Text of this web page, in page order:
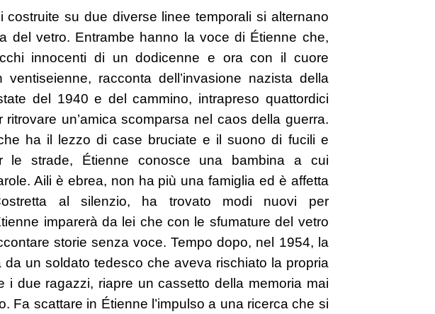
costruite su due diverse linee temporali si alternano
del vetro. Entrambe hanno la voce di Étienne che,
innocenti di un dodicenne e ora con il cuore
racconta dell’invasione nazista della
del 1940 e del cammino, intrapreso quattordici
ritrovare un’amica scomparsa nel caos della guerra.
ha il lezzo di case bruciate e il suono di fucili e
le strade, Étienne conosce una bambina a cui
Aili è ebrea, non ha più una famiglia ed è affetta
al silenzio, ha trovato modi nuovi per
imparerà da lei che con le sfumature del vetro
storie senza voce. Tempo dopo, nel 1954, la
da un soldato tedesco che aveva rischiato la propria
i due ragazzi, riapre un cassetto della memoria mai
Fa scattare in Étienne l’impulso a una ricerca che si